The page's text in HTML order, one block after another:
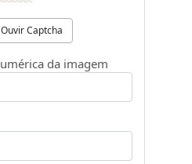
Ouvir Captcha
da imagem